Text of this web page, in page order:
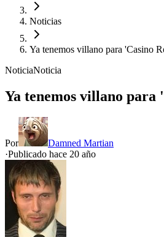
Noticias
Ya tenemos villano para 'Casino
NoticiaNoticia
Ya tenemos villano para
Por
Damned Martian
·Publicado hace 20 año